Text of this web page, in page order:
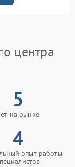
центра
5
на рынке
4
опыт работы